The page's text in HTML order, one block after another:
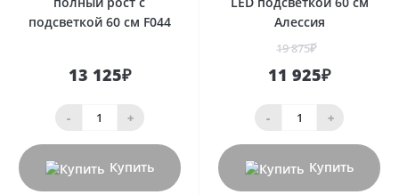
подсветкой 60 см F044
13 125₽
- +
Купить
Алессия
19 875₽
11 925₽
- +
Купить